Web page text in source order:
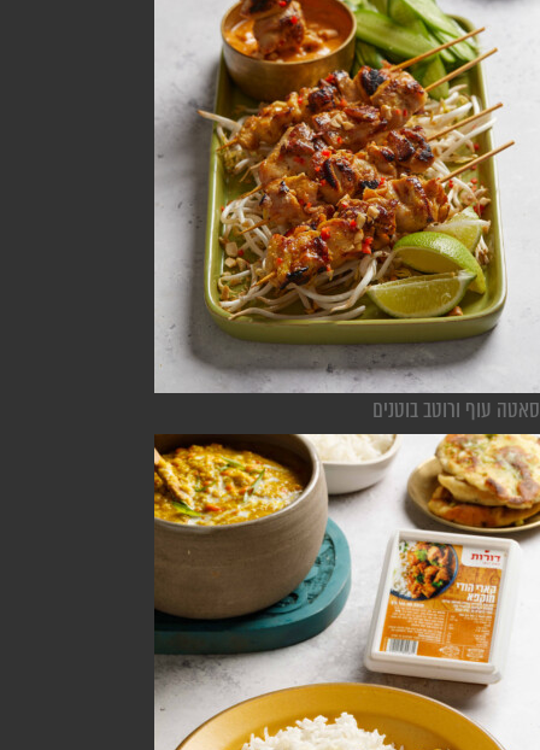
סאטה עוף ורוטב בוטנים